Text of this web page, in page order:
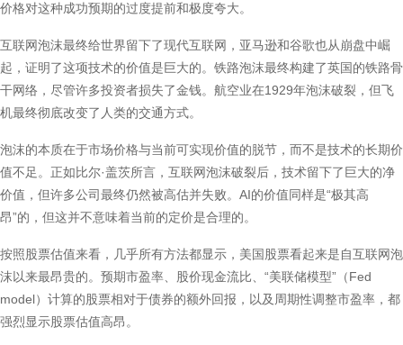
价格对这种成功预期的过度提前和极度夸大。
互联网泡沫最终给世界留下了现代互联网，亚马逊和谷歌也从崩盘中崛
起，证明了这项技术的价值是巨大的。铁路泡沫最终构建了英国的铁路骨
干网络，尽管许多投资者损失了金钱。航空业在1929年泡沫破裂，但飞
机最终彻底改变了人类的交通方式。
泡沫的本质在于市场价格与当前可实现价值的脱节，而不是技术的长期价
值不足。正如比尔·盖茨所言，互联网泡沫破裂后，技术留下了巨大的净
价值，但许多公司最终仍然被高估并失败。AI的价值同样是“极其高
昂”的，但这并不意味着当前的定价是合理的。
按照股票估值来看，几乎所有方法都显示，美国股票看起来是自互联网泡
沫以来最昂贵的。预期市盈率、股价现金流比、“美联储模型”（Fed
model）计算的股票相对于债券的额外回报，以及周期性调整市盈率，都
强烈显示股票估值高昂。